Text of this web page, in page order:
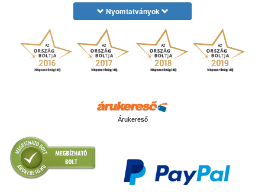
Nyomtatványok
Árukereső